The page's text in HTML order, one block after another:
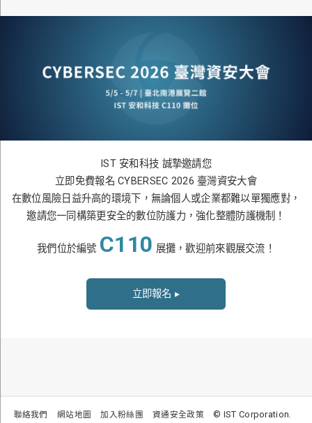
IST 安和科技 誠摯邀請您
立即免費報名 CYBERSEC 2026 臺灣資安大會
在數位風險日益升高的環境下，無論個人或企業都難以單獨應對，
邀請您一同構築更安全的數位防護力，強化整體防護機制！
我們位於編號 C110 展攤，歡迎前來觀展交流！
立即報名▸
聯絡我們 網站地圖 加入粉絲團 資通安全政策 © IST Corporation.